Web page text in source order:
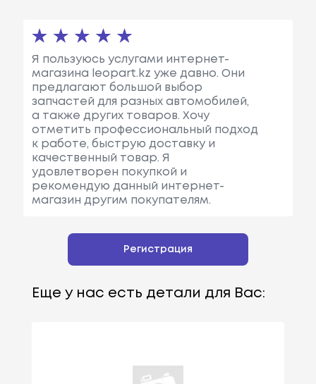
Я пользуюсь услугами интернет-
магазина leopart.kz уже давно. Они
предлагают большой выбор
запчастей для разных автомобилей,
а также других товаров. Хочу
отметить профессиональный подход
к работе, быструю доставку и
качественный товар. Я
удовлетворен покупкой и
рекомендую данный интернет-
магазин другим покупателям.
Регистрация
Еще у нас есть детали для Вас: